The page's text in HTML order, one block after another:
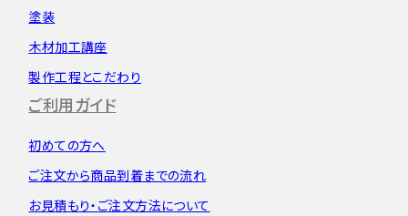
塗装
木材加工講座
製作工程とこだわり
ご利用ガイド
初めての方へ
ご注文から商品到着までの流れ
お見積もり・ ご注文方法について